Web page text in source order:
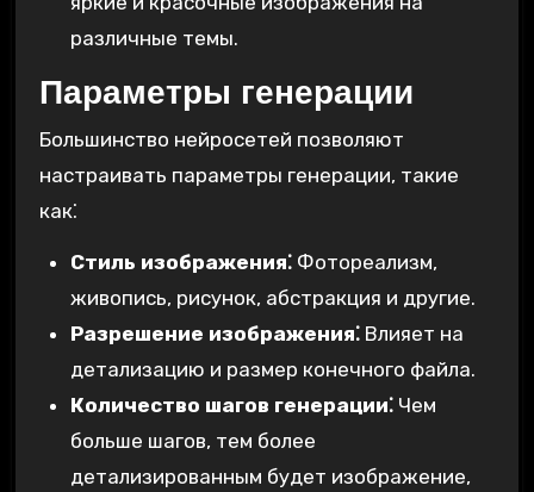
различные темы.
Параметры генерации
Большинство нейросетей позволяют
настраивать параметры генерации, такие
как⁚
Стиль изображения⁚Фотореализм,
живопись, рисунок, абстракция и другие.
Разрешение изображения⁚Влияет на
детализацию и размер конечного файла.
Количество шагов генерации⁚Чем
больше шагов, тем более
детализированным будет изображение,